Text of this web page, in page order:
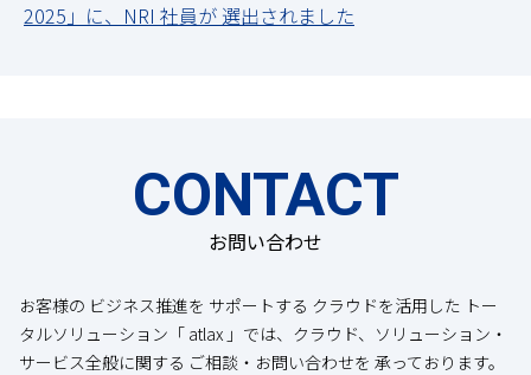
2025」に、NRI 社員が 選出されました
CONTACT
お問い合わせ
お客様の ビジネス推進を サポートする クラウドを活用した トー
タルソリューション「 atlax 」では、クラウド、ソリューション・
サービス全般に関する ご相談・お問い合わせを 承っております。